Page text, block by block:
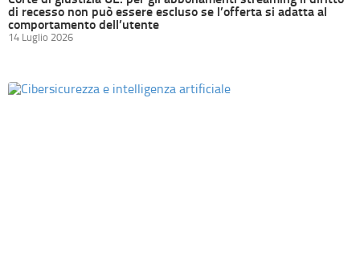
di recesso non può essere escluso se l’offerta si adatta al
comportamento dell’utente
14 Luglio 2026